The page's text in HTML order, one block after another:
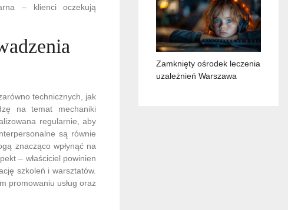
– klienci oczekują
technicznych, jak
na temat mechaniki
regularnie, aby
są równie
znacząco wpłynąć na
– właściciel powinien
szkoleń i warsztatów.
promowaniu usług oraz
Zamknięty ośrodek leczenia
uzależnień Warszawa